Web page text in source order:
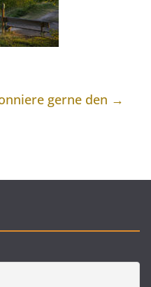
gerne den →